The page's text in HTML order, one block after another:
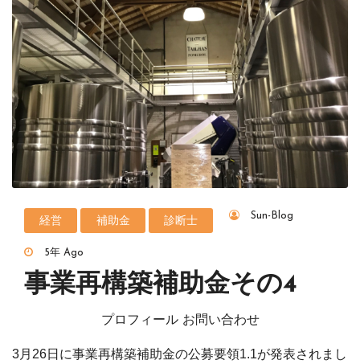
経営 補助金 診断士 Sun-Blog
5年 Ago
事業再構築補助金その4
プロフィール お問い合わせ
3月26日に事業再構築補助金の公募要領1.1が発表されまし